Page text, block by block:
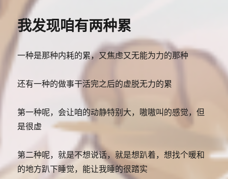
了，
而
且
又
梦
了
我发现咱有两种累
一种是那种内耗的累，又焦虑又无能为力的那种
还有一种的做事干活完之后的虚脱无力的累
第一种呢，会让咱的动静特别大，嗷嗷叫的感觉，但
是很虚
第二种呢，就是不想说话，就是想趴着，想找个暖和
的地方趴下睡觉，能让我睡的很踏实